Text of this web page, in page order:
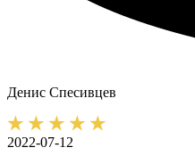
Денис Спесивцев
2022-07-12